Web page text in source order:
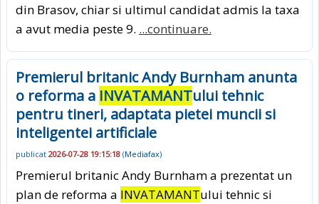
din Brasov, chiar si ultimul candidat admis la taxa
a avut media peste 9. ...continuare.
Premierul britanic Andy Burnham anunta
o reforma a INVATAMANTului tehnic
pentru tineri, adaptata pietei muncii si
inteligentei artificiale
publicat 2026-07-28 19:15:18 (Mediafax)
Premierul britanic Andy Burnham a prezentat un
plan de reforma a INVATAMANTului tehnic si